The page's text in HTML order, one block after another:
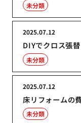
未分類
DIYでクロス張
2025.07.12
未分類
床リフォームの
2025.07.12
未分類